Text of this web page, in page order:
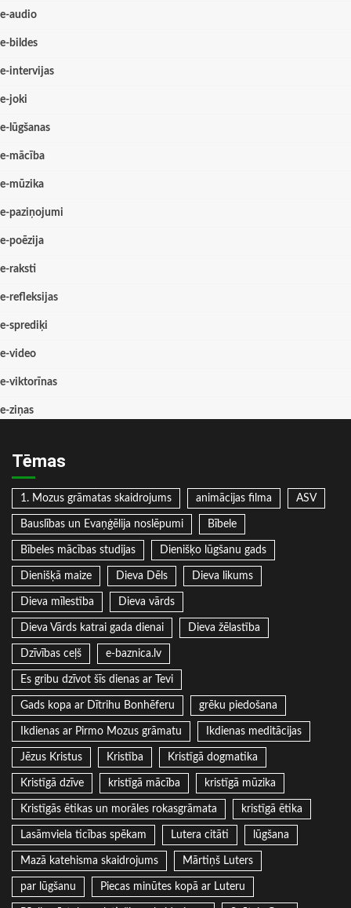
e-audio
e-bildes
e-intervijas
e-joki
e-lūgšanas
e-mācība
e-mūzika
e-paziņojumi
e-poēzija
e-raksti
e-refleksijas
e-sprediķi
e-video
e-viktorīnas
e-ziņas
Tēmas
1. Mozus grāmatas skaidrojums animācijas filma ASV
Bauslības un Evaņģēlija noslēpumi Bībele
Bībeles mācības studijas Dienišķo lūgšanu gads
Dienišķā maize Dieva Dēls Dieva likums
Dieva mīlestība Dieva vārds
Dieva Vārds katrai gada dienai Dieva žēlastība
Dzīvības ceļš e-baznica.lv
Es gribu dzīvot šīs dienas ar Tevi
Gads kopa ar Dītrihu Bonhēferu grēku piedošana
Ikdienas ar Pirmo Mozus grāmatu Ikdienas meditācijas
Jēzus Kristus Kristība Kristīgā dogmatika
Kristīgā dzīve kristīgā mācība kristīgā mūzika
Kristīgās ētikas un morāles rokasgrāmata kristīgā ētika
Lasāmviela ticības spēkam Lutera citāti lūgšana
Mazā katehisma skaidrojums Mārtiņš Luters
par lūgšanu Piecas minūtes kopā ar Luteru